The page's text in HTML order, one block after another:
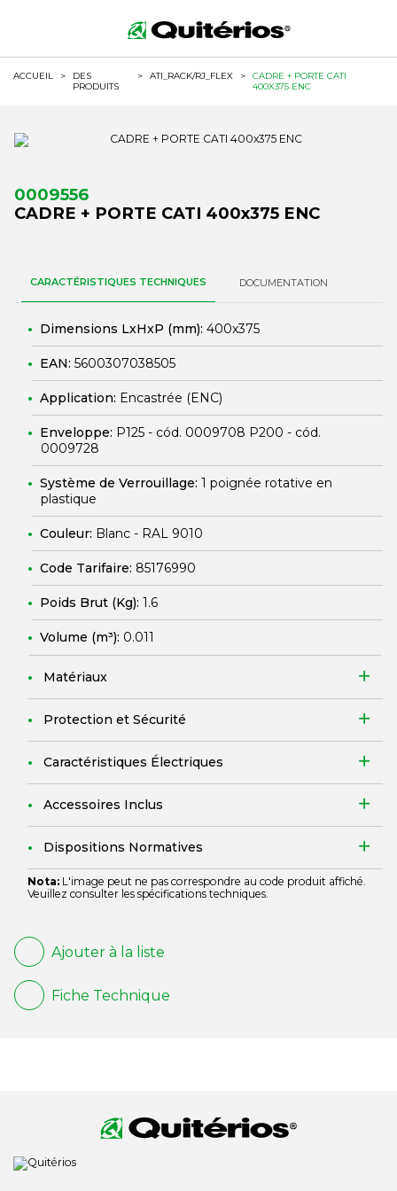
ACCUEIL >
DES
PRODUITS
> ATI_RACK/RJ_FLEX >
CADRE + PORTE CATI
400X375 ENC
0009556
CADRE + PORTE CATI 400x375 ENC
CARACTÉRISTIQUES TECHNIQUES DOCUMENTATION
Dimensions LxHxP (mm): 400x375
EAN: 5600307038505
Application: Encastrée (ENC)
Enveloppe: P125 - cód. 0009708 P200 - cód.
0009728
Système de Verrouillage: 1 poignée rotative en
plastique
Couleur: Blanc - RAL 9010
Code Tarifaire: 85176990
Poids Brut (Kg): 1.6
Volume (m³): 0.011
Matériaux
Protection et Sécurité
Caractéristiques Électriques
Accessoires Inclus
Dispositions Normatives
Nota: L'image peut ne pas correspondre au code produit affiché.
Veuillez consulter les spécifications techniques.
Ajouter à la liste
Fiche Technique